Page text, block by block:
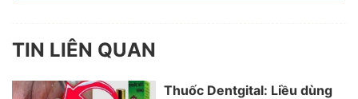
TIN LIÊN QUAN
Thuốc Dentgital: Liều dùng